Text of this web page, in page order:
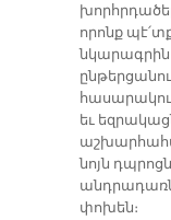
որոնք
նկարագրին
եւ
նոյն
փոխեն։